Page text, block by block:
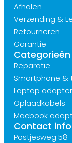
Afhalen
Verzending &
Retourneren
Garantie
Categorieën
Reparatie
Smartphone &
Laptop
Oplaadkabels
Macbook
Contact
Postjesweg 58-